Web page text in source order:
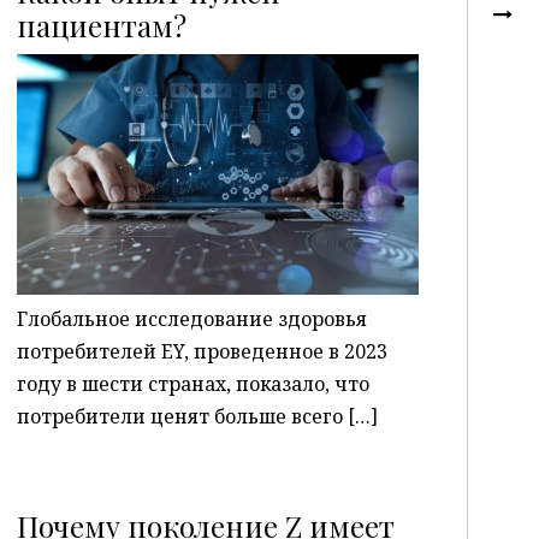
пациентам?P
Глобальное исследование здоровья
потребителей EY, проведенное в 2023
году в шести странах, показало, что
потребители ценят больше всего […]
Почему поколение Z имеет